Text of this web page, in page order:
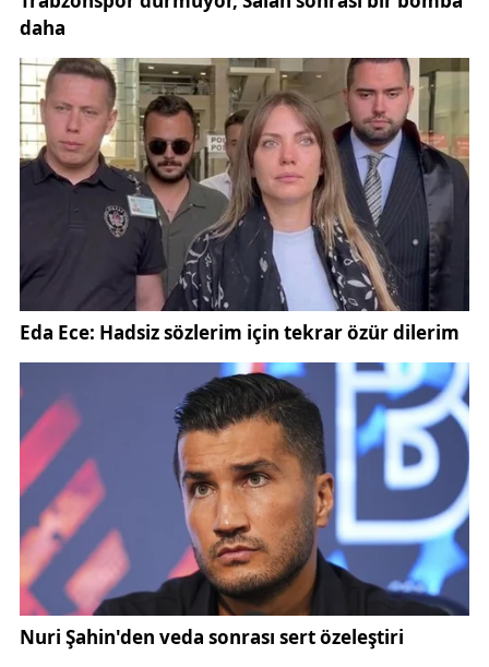
bünyelerinden, gerekse toplumun diğer
koparma ve şehre kazanım olarak aktarılmasını
sağlıyorlar. En son hepimizin bildiği sanayicilerimizin
ve iş insanlarımızın çok önemsediği teşvik yasası
süresinin uzatılması konusunda ciddi bir emek sarf
ettiler. Bu emeklerinden dolayı da kendilerine
müteşekkir olduğumuzu belirtmek istiyorum. Ticaret
ve Sanayi Odası şehrin gelişip kalkınmasında motor
görevi, lokomotif görevi yapıyor. Kıymetli
başkanımızın da bu lokomotifin makinisti olarak
adına bizi çok mutlu ediyor. Sayın Başkanımızın
göreve geldiği günden beri hem Ticaret ve Sanayi
Odasının şahs-ı mânevisine uygun davranışlar
sergilemesi hem şehrin ekonomik açıdan önünün
açılması hem de farklı konularda inovatif
düşüncelerle şehri bir adım daha ileriye götürüp
düne kadar özendiğimiz sanayi kentlerine yaraşır
hale getirmesi bizim için çok önemli. Bu bağlamda
da çok kıymetli başkanımı ve ekip arkadaşlarını